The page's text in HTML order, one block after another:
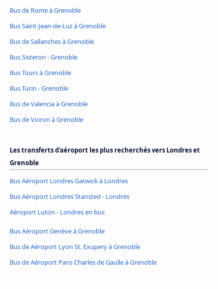
Bus de Rome à Grenoble
Bus Saint-Jean-de-Luz à Grenoble
Bus de Sallanches à Grenoble
Bus Sisteron - Grenoble
Bus Tours à Grenoble
Bus Turin - Grenoble
Bus de Valencia à Grenoble
Bus de Voiron à Grenoble
Les transferts d'aéroport les plus recherchés vers Londres et
Grenoble
Bus Aéroport Londres Gatwick à Londres
Bus Aéroport Londres Stansted - Londres
Aéroport Luton - Londres en bus
Bus Aéroport Genève à Grenoble
Bus de Aéroport Lyon St. Exupery à Grenoble
Bus de Aéroport Paris Charles de Gaulle à Grenoble